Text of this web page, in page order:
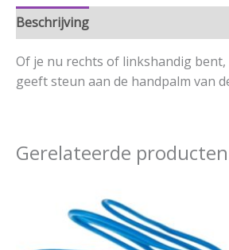
Beschrijving
Of je nu rechts of linkshandig
geeft steun aan de handpalm van
Gerelateerde producten